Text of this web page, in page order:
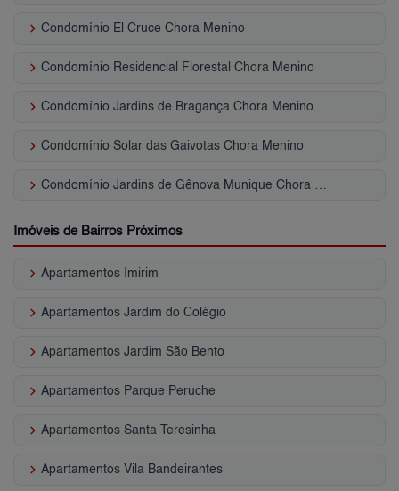
keyboard_arrow_right Condomínio El Cruce Chora Menino
keyboard_arrow_right Condomínio Residencial Florestal Chora Menino
keyboard_arrow_right Condomínio Jardins de Bragança Chora Menino
keyboard_arrow_right Condomínio Solar das Gaivotas Chora Menino
keyboard_arrow_right Condomínio Jardins de Gênova Munique Chora Menino
Imóveis de Bairros Próximos
keyboard_arrow_right Apartamentos Imirim
keyboard_arrow_right Apartamentos Jardim do Colégio
keyboard_arrow_right Apartamentos Jardim São Bento
keyboard_arrow_right Apartamentos Parque Peruche
keyboard_arrow_right Apartamentos Santa Teresinha
keyboard_arrow_right Apartamentos Vila Bandeirantes